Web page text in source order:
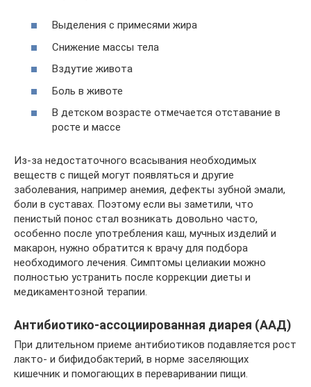
Выделения с примесями жира
Снижение массы тела
Вздутие живота
Боль в животе
В детском возрасте отмечается отставание в
росте и массе
Из-за недостаточного всасывания необходимых
веществ с пищей могут появляться и другие
заболевания, например анемия, дефекты зубной эмали,
боли в суставах. Поэтому если вы заметили, что
пенистый понос стал возникать довольно часто,
особенно после употребления каш, мучных изделий и
макарон, нужно обратится к врачу для подбора
необходимого лечения. Симптомы целиакии можно
полностью устранить после коррекции диеты и
медикаментозной терапии.
Антибиотико-ассоциированная диарея (ААД)
При длительном приеме антибиотиков подавляется рост
лакто- и бифидобактерий, в норме заселяющих
кишечник и помогающих в переваривании пищи.